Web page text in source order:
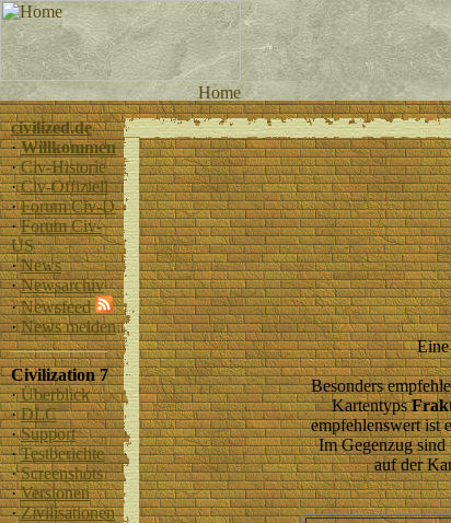
civilized.de
·Willkommen
·Civ-Historie
·Civ-Offiziell
·Forum Civ-D
·Forum Civ-
US
·News
·Newsarchiv
·Newsfeed
·News melden
Civilization 7
·Überblick
·DLC
·Support
·Testberichte
·Screenshots
·Versionen
·Zivilisationen
Besonders
Kartentyps
empfehlenswert ist
Im Gegenzug sind
auf der